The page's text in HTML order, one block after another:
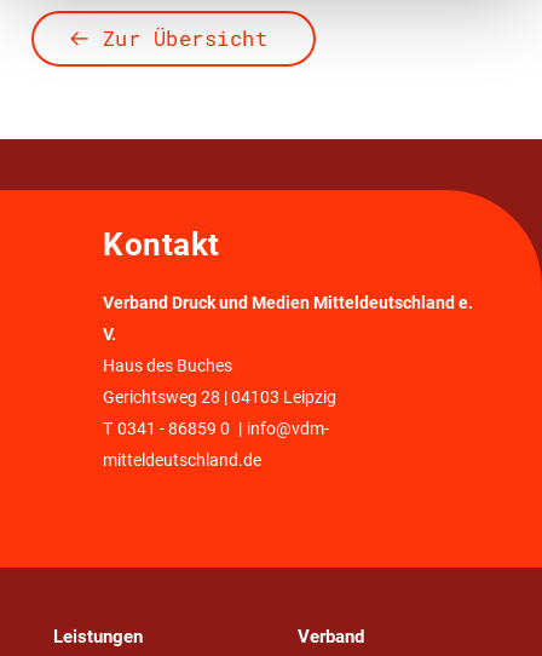
Zur Übersicht
Kontakt
Verband Druck und Medien Mitteldeutschland e.
V.
Haus des Buches
Gerichtsweg 28 | 04103 Leipzig
T 0341 - 86859 0 | info@vdm-
mitteldeutschland.de
Leistungen Verband